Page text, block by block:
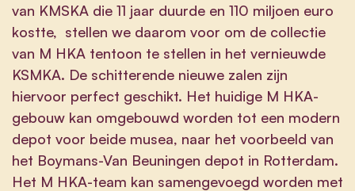
van KMSKA die 11 jaar duurde en 110 miljoen euro
kostte, stellen we daarom voor om de collectie
van M HKA tentoon te stellen in het vernieuwde
KSMKA. De schitterende nieuwe zalen zijn
hiervoor perfect geschikt. Het huidige M HKA-
gebouw kan omgebouwd worden tot een modern
depot voor beide musea, naar het voorbeeld van
het Boymans-Van Beuningen depot in Rotterdam.
Het M HKA-team kan samengevoegd worden met